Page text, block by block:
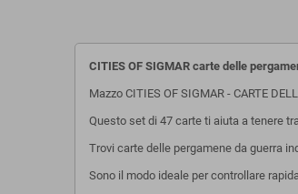
CITIES OF SIGMAR carte delle
Mazzo CITIES OF SIGMAR - CARTE
Questo set di 47 carte ti aiuta a tenere
Trovi carte delle pergamene da guerra
Sono il modo ideale per controllare